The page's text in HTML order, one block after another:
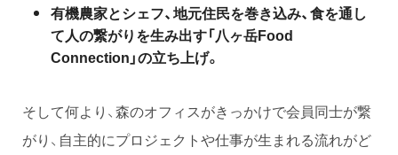
有機農家とシェフ、地元住民を巻き込み、食を通し
て人の繋がりを生み出す「八ヶ岳Food
Connection」の立ち上げ。
そして何より、森のオフィスがきっかけで会員同士が繋
がり、自主的にプロジェクトや仕事が生まれる流れがど